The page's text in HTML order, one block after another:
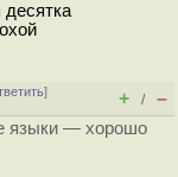
]
+ / –
языки — хорошо